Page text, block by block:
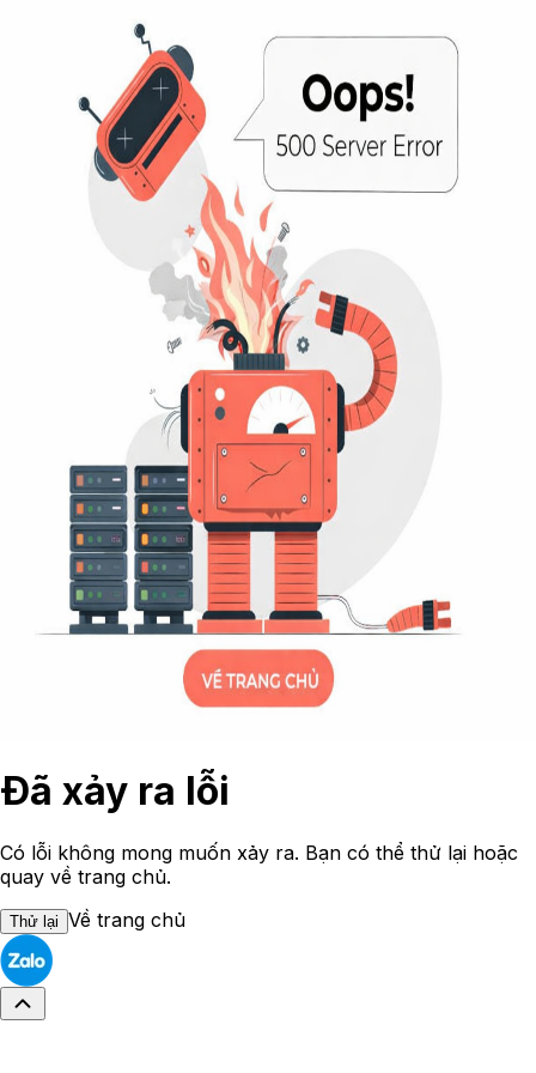
Đã xảy ra lỗi
Có lỗi không mong muốn xảy ra. Bạn có thể thử lại hoặc
quay về trang chủ.
Thử lại Về trang chủ